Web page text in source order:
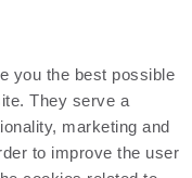
you the best possible
They serve a
marketing and
to improve the user
hjælper vi
drift og sikre et
med elmåling.
vores mindset.